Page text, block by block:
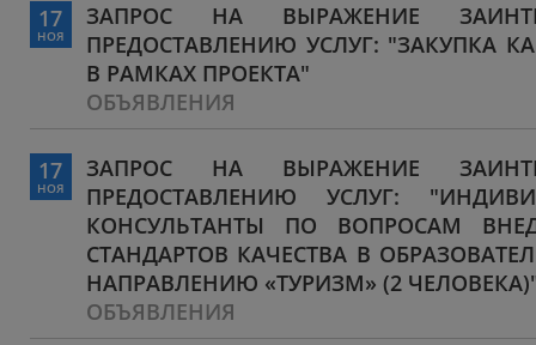
17
НОЯ
ЗАПРОС НА ВЫРАЖЕНИЕ
ПРЕДОСТАВЛЕНИЮ УСЛУГ: "ЗАКУПКА
В РАМКАХ ПРОЕКТА"
ОБЪЯВЛЕНИЯ
17
НОЯ
ЗАПРОС НА ВЫРАЖЕНИЕ
ПРЕДОСТАВЛЕНИЮ УСЛУГ:
КОНСУЛЬТАНТЫ ПО ВОПРОСАМ
СТАНДАРТОВ КАЧЕСТВА В
НАПРАВЛЕНИЮ «ТУРИЗМ» (2
ОБЪЯВЛЕНИЯ